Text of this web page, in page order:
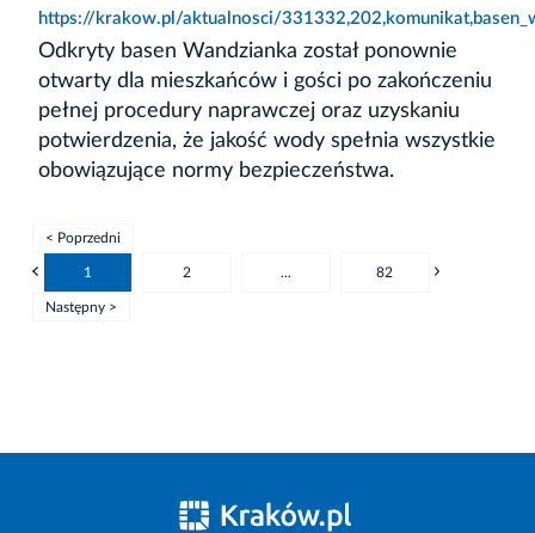
https://krakow.pl/aktualnosci/
Odkryty basen Wandzianka został ponownie
otwarty dla mieszkańców i gości po zakończeniu
pełnej procedury naprawczej oraz uzyskaniu
potwierdzenia, że jakość wody spełnia wszystkie
obowiązujące normy bezpieczeństwa.
< Poprzedni
1 2 ... 82
Następny >